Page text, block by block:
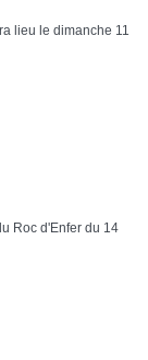
lieu le dimanche 11
Roc d'Enfer du 14